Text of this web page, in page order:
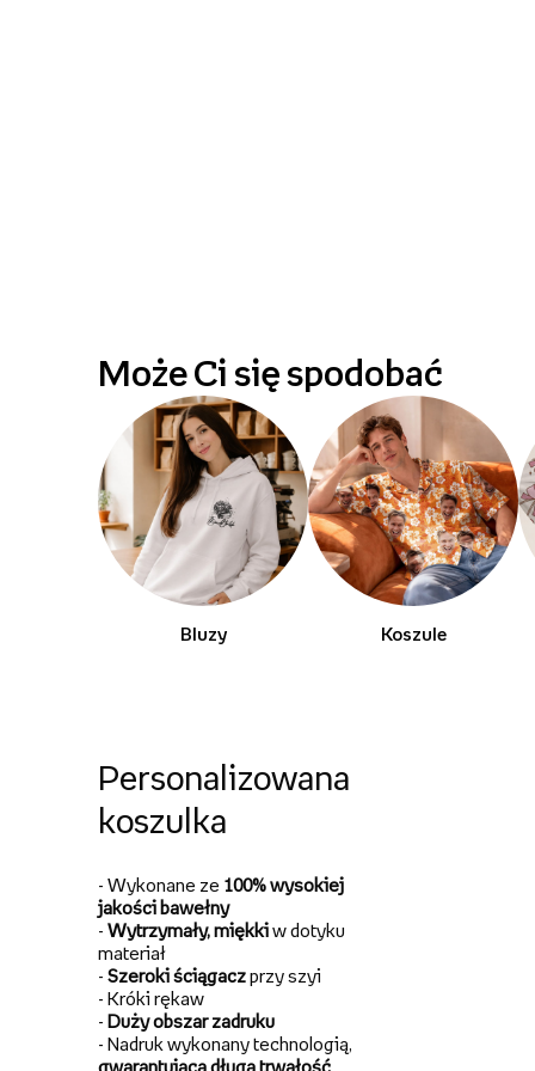
Może Ci się spodobać
Bluzy Koszule
Personalizowana
koszulka
- Wykonane ze 100%wysokiej
jakości bawełny
- Wytrzymały, miękkiw dotyku
materiał
- Szeroki ściągaczprzy szyi
- Króki rękaw
- Duży obszar zadruku
- Nadruk wykonany technologią,
gwarantującą długątrwałość